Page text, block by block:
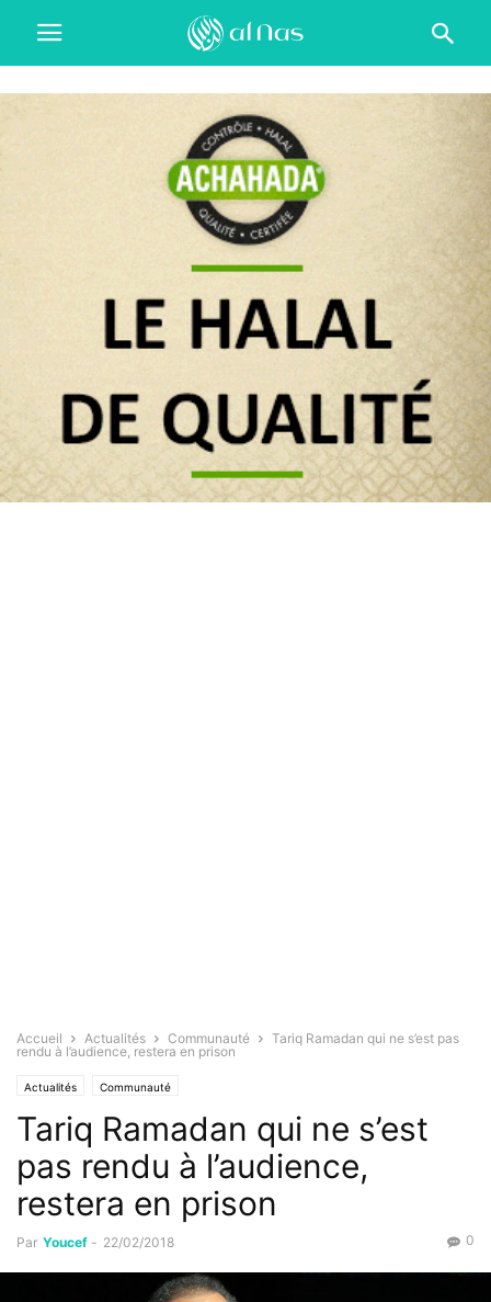
Accueil Actualités Communauté
Tariq Ramadan qui ne s’est pas
rendu à l’audience, restera en prison
Actualités Communauté
Tariq Ramadan qui ne s’est
pas rendu à l’audience,
restera en prison
Par Youcef - 22/02/2018 0